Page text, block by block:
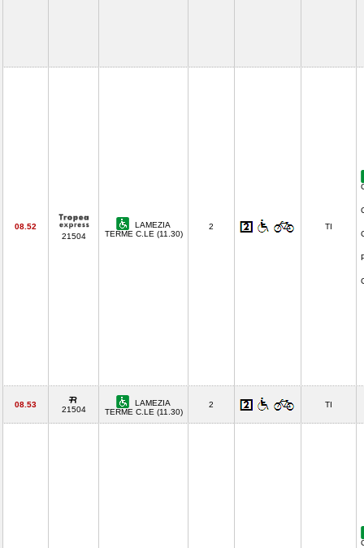
08.52
21504
LAMEZIA
TERME C.LE (11.30)
2 TI
08.53
21504
LAMEZIA
TERME C.LE (11.30)
2 TI